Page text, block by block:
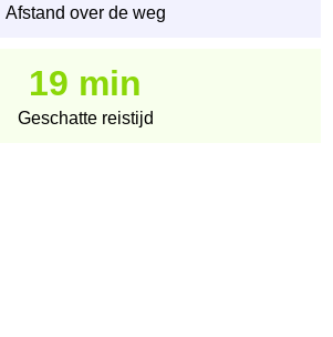
Afstand over de weg
19 min
Geschatte reistijd